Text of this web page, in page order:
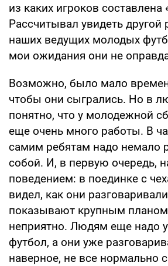
из каких игроков
Рассчитывал увидеть другой
наших ведущих молодых
мои ожидания они не
Возможно, было мало
чтобы они сыгрались. Но в
понятно, что у молодежной
еще очень много работы. В
самим ребятам надо немало
собой. И, в первую очередь,
поведением: в поединке с
видел, как они
показывают крупным
неприятно. Людям еще надо
футбол, а они уже
наверное, не все нормально